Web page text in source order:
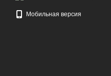
Мобильная версия